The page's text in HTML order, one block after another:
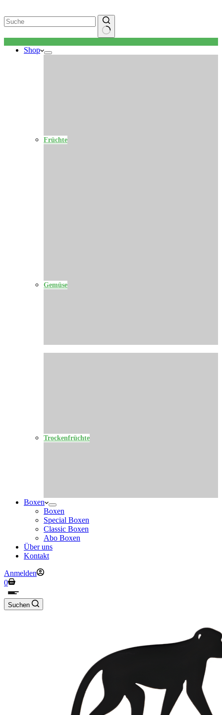
Ergebnisse
Shop
Früchte
Gemüse
Trockenfrüchte
Boxen
Boxen
Special Boxen
Classic Boxen
Abo Boxen
Über uns
Kontakt
Anmelden
Warenkorb
0
Suchen